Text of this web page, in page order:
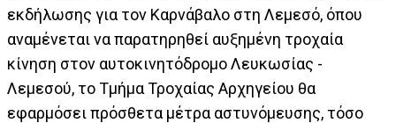
εκδήλωσης για τον Καρνάβαλο στη Λεμεσό, όπου
αναμένεται να παρατηρηθεί αυξημένη τροχαία
κίνηση στον αυτοκινητόδρομο Λευκωσίας -
Λεμεσού, το Τμήμα Τροχαίας Αρχηγείου θα
εφαρμόσει πρόσθετα μέτρα αστυνόμευσης, τόσο